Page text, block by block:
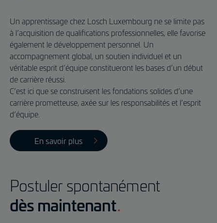
Un apprentissage chez Losch Luxembourg ne se limite pas
à l’acquisition de qualifications professionnelles, elle favorise
également le développement personnel. Un
accompagnement global, un soutien individuel et un
véritable esprit d’équipe constitueront les bases d’un début
de carrière réussi.
C’est ici que se construisent les fondations solides d’une
carrière prometteuse, axée sur les responsabilités et l’esprit
d’équipe.
En savoir plus
Postuler spontanément
dès maintenant